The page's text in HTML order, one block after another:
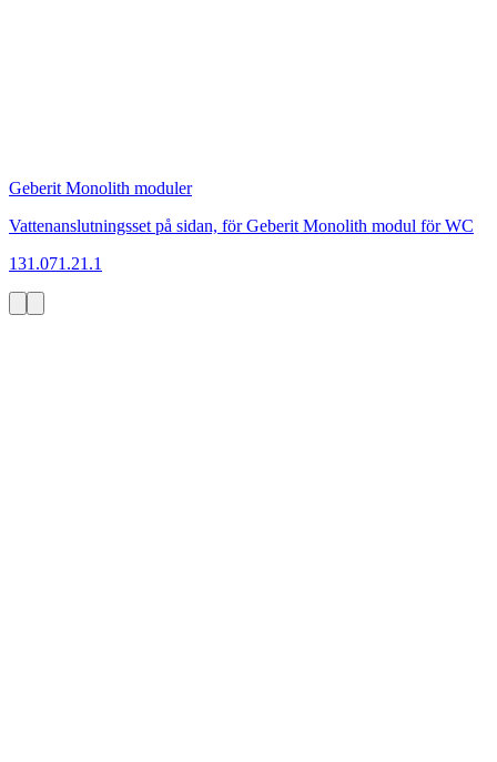
Geberit Monolith moduler
Vattenanslutningsset på sidan, för Geberit Monolith modul för WC
131.071.21.1